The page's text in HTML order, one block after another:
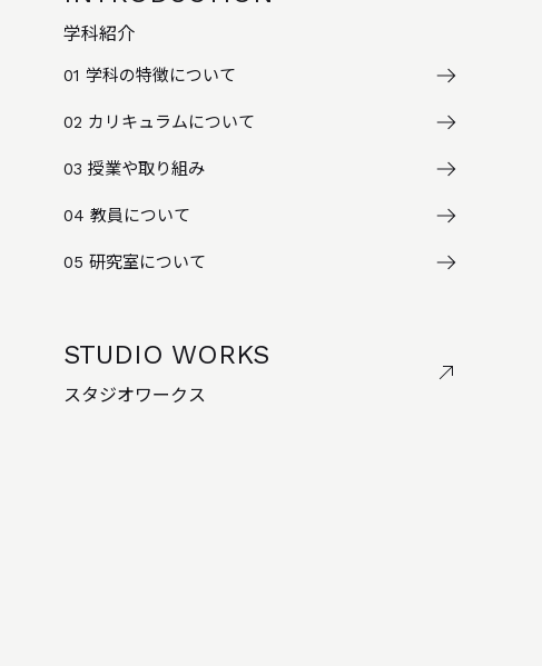
学科紹介
01 学科の特徴について
02 カリキュラムについて
03 授業や取り組み
04 教員について
05 研究室について
STUDIO WORKS
スタジオワークス